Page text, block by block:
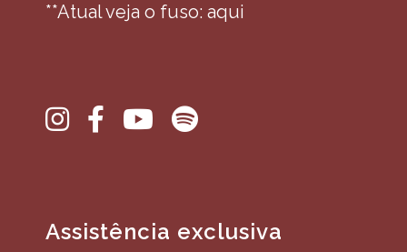
**Atual veja o fuso: aqui
Assistência exclusiva